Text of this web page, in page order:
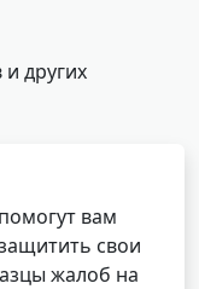
других
вам
свои
жалоб на